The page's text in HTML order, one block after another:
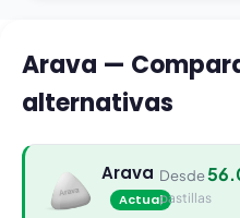
Arava —
alternativas
Arava
Actual
Desde
pastillas